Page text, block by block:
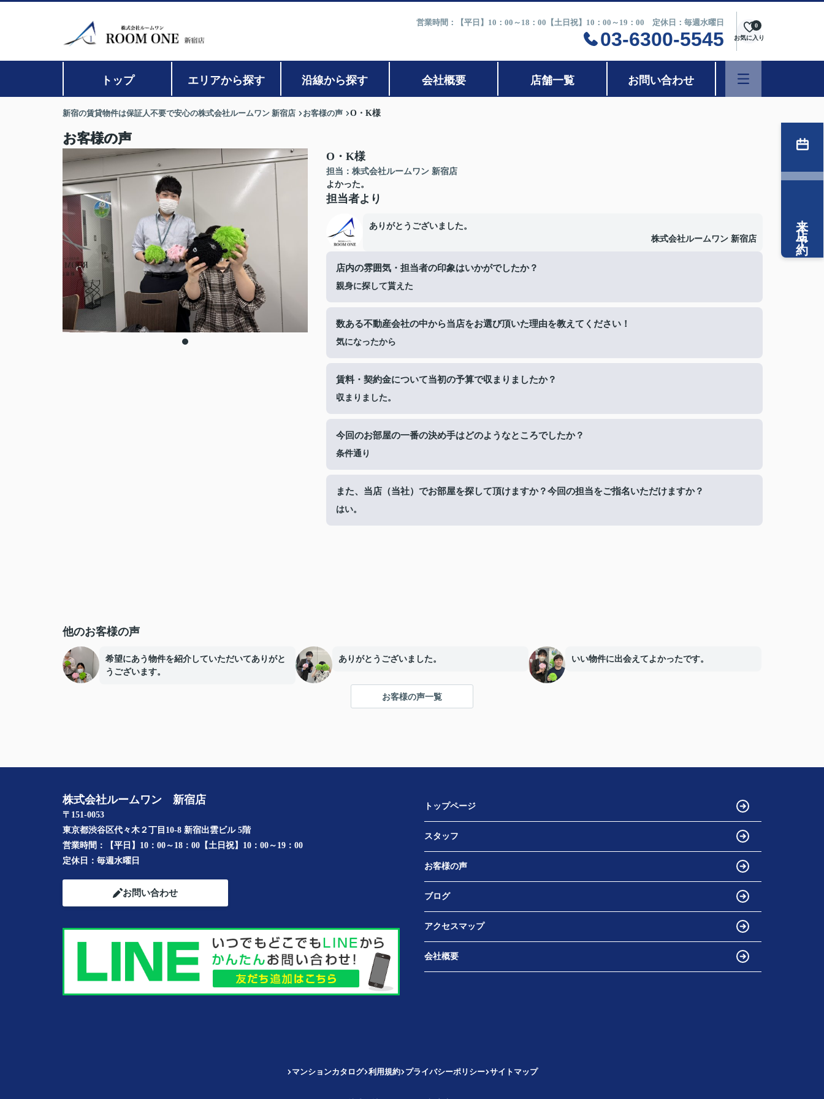
営業時間：【平日】10：00～18：00【土日祝】10：00～19：00 定休日：毎週水曜日
03-6300-5545 お気に入り
0
トップ エリアから探す 沿線から探す 会社概要 店舗一覧 お問い合わせ
新宿の賃貸物件は保証人不要で安心の株式会社ルームワン 新宿店 お客様の声 O・K様
お客様の声
O・K様
担当：株式会社ルームワン 新宿店
よかった。
担当者より
ありがとうございました。
株式会社ルームワン 新宿店
店内の雰囲気・担当者の印象はいかがでしたか？
親身に探して貰えた
数ある不動産会社の中から当店をお選び頂いた理由を教えてください！
気になったから
賃料・契約金について当初の予算で収まりましたか？
収まりました。
今回のお部屋の一番の決め手はどのようなところでしたか？
条件通り
また、当店（当社）でお部屋を探して頂けますか？今回の担当をご指名いただけますか？
はい。
他のお客様の声
希望にあう物件を紹介していただいてありがと
うございます。
ありがとうございました。 いい物件に出会えてよかったです。
お客様の声一覧
来店予約
株式会社ルームワン 新宿店
〒151-0053
東京都渋谷区代々木２丁目10-8 新宿出雲ビル 5階
営業時間：
【平日】10：00～18：00【土日祝】10：00～19：00
定休日： 毎週水曜日
お問い合わせ
トップページ
スタッフ
お客様の声
ブログ
アクセスマップ
会社概要
マンションカタログ 利用規約 プライバシーポリシー サイトマップ